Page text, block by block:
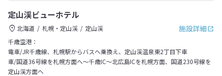
定山渓ビューホテル
施設詳細
北海道 札幌・定山渓
定山渓
千歳空港：
電車/JR千歳線、札幌駅からバスへ乗換え、定山渓温泉東2丁目下車
車/国道36号線を札幌方面へ～千歳IC～北広島ICを札幌方面、国道230号線を
定山渓方面へ